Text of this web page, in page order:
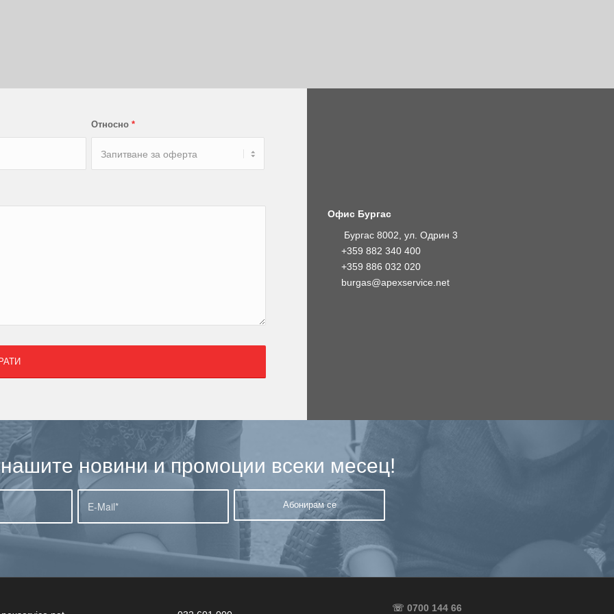
Относно*
Офис Бургас
Бургас 8002, ул. Одрин 3
+359 882 340 400
+359 886 032 020
burgas@apexservice.net
новини и промоции всеки месец!
☏ 0700 144 66